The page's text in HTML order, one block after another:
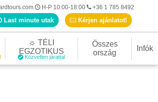
H-P 10:00-18:00
+36 1 785 8492
Last minute utak Kérjen ajánlatot!
☼ TÉLI
EGZOTIKUS
Közvetlen járattal
Összes
ország
Infók